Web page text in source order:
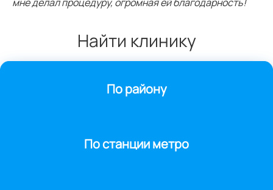
Найти клинику
По району
По станции метро